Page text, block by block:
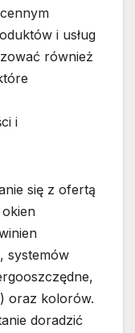
i usług
również
i
się z ofertą
systemów
oraz kolorów.
doradzić